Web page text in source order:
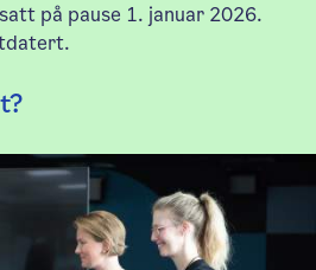
på pause 1. januar 2026.